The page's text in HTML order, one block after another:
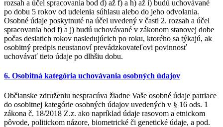
rozsah a účel spracovania bod d) až f) a h) až i) budú uchovávané
po dobu 5 rokov od udelenia súhlasu alebo do jeho odvolania.
Osobné údaje poskytnuté na účel uvedený v časti 2. rozsah a účel
spracovania bod f) a j) budú uchovávané v zákonom stanovej dobe
počas desiatich rokov nasledujúcich po roku, ktorého sa týkajú, ak
osobitný predpis neustanoví prevádzkovateľovi povinnosť
uchovávať tieto údaje po dlhšiu dobu.
6. Osobitná kategória uchovávania osobných údajov
Občianske združeniu nespracúva žiadne Vaše osobné údaje patriace
do osobitnej kategórie osobných údajov uvedených v § 16 ods. 1
zákona č. 18/2018 Z.z. ako napríklad údaje rasovom a etnickom
pôvode, politickom názore, biometrické či genetické údaje, a pod.